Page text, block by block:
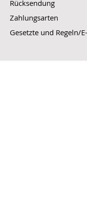
Rücksendung
Zahlungsarten
Gesetzte und Regeln/